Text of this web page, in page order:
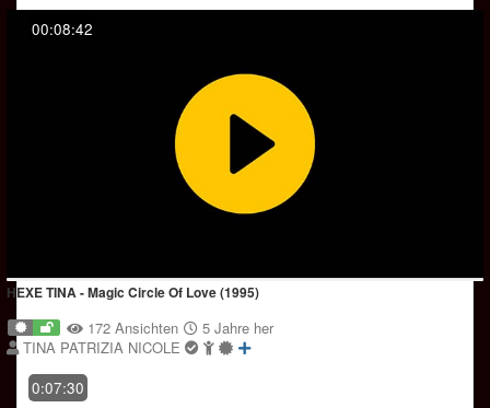
00:08:42
HEXE TINA - Magic Circle Of Love (1995)
172 Ansichten
5 Jahre her
TINA PATRIZIA NICOLE
0:07:30